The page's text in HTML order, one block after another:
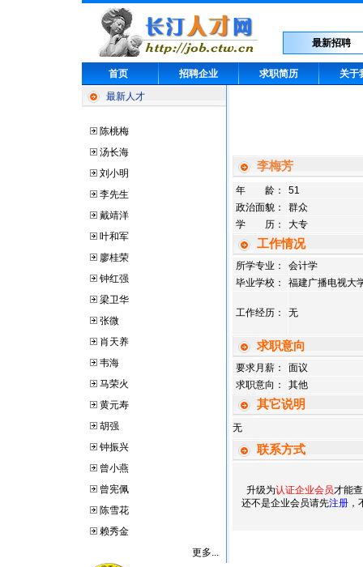
最新招聘
首页 招聘企业 求职简历
关于
最新人才
陈桃梅
汤长海
刘小明
李先生
戴靖洋
叶和军
廖桂荣
钟红强
梁卫华
张微
肖天养
韦海
马荣火
黄元寿
胡强
钟振兴
曾小燕
曾宪佩
陈雪花
赖秀金
更多...
李梅芳
年 龄：
51
政治面貌：
群众
学 历：
大专
工作情况
所学专业：
会计学
毕业学校：
福建广播电视大
工作经历： 无
求职意向
要求月薪：
面议
求职意向：
其他
其它说明
无
联系方式
升级为认证企业会员才能
还不是企业会员请先注册